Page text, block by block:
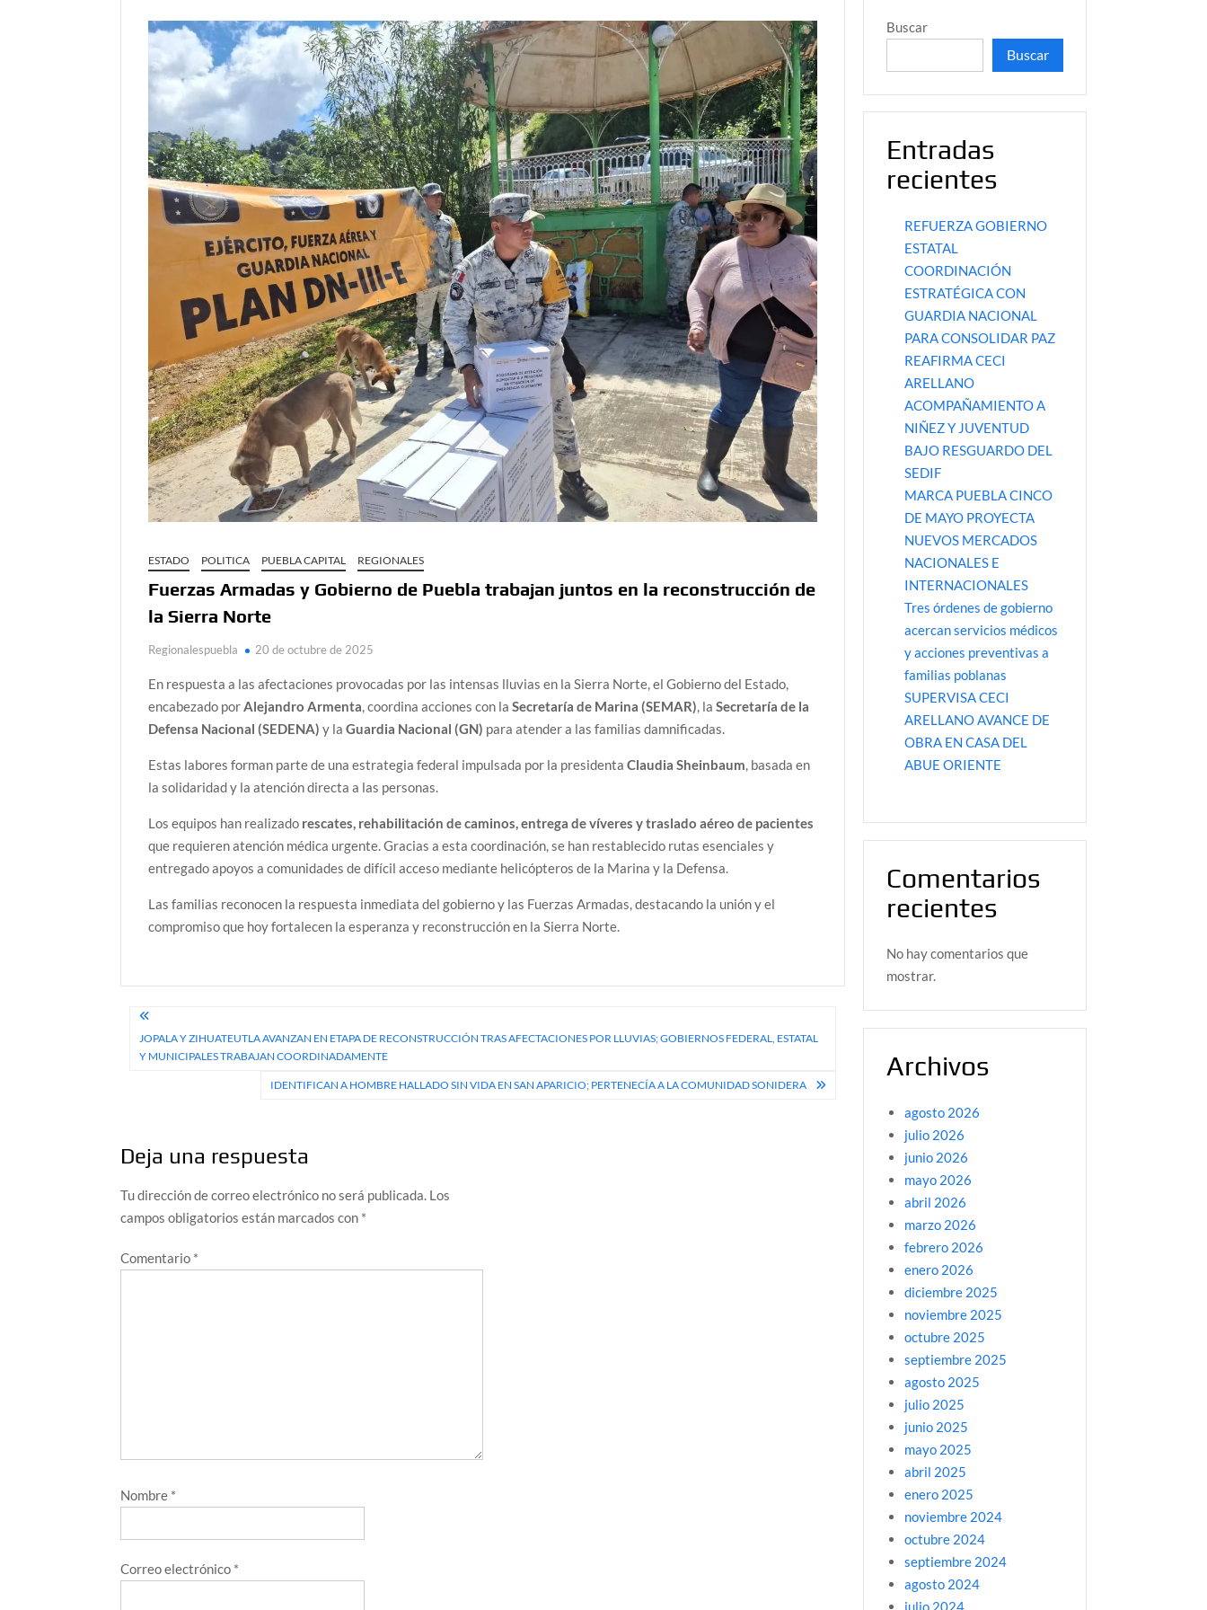
ESTADO POLITICA PUEBLA CAPITAL REGIONALES
Fuerzas Armadas y Gobierno de Puebla trabajan juntos en la reconstrucción de
la Sierra Norte
Regionalespuebla 20 de octubre de 2025
En respuesta a las afectaciones provocadas por las intensas lluvias en la Sierra Norte, el Gobierno del Estado,
encabezado porAlejandro Armenta, coordina acciones con laSecretaría de Marina (SEMAR), laSecretaría de la
Defensa Nacional (SEDENA) y laGuardia Nacional (GN) para atender a las familias damnificadas.
Estas labores forman parte de una estrategia federal impulsada por la presidentaClaudia Sheinbaum, basada en
la solidaridad y la atención directa a las personas.
Los equipos han realizado rescates, rehabilitación de caminos, entrega de víveres y traslado aéreo de pacientes
que requieren atención médica urgente. Gracias a esta coordinación, se han restablecido rutas esenciales y
entregado apoyos a comunidades de difícil acceso mediante helicópteros de la Marina y la Defensa.
Las familias reconocen la respuesta inmediata del gobierno y las Fuerzas Armadas, destacando la unión y el
compromiso que hoy fortalecen la esperanza y reconstrucción en la Sierra Norte.
Navegación
de
JOPALA Y ZIHUATEUTLA AVANZAN EN ETAPA DE RECONSTRUCCIÓN TRAS AFECTACIONES POR LLUVIAS; GOBIERNOS FEDERAL, ESTATAL
Y MUNICIPALES TRABAJAN COORDINADAMENTE
IDENTIFICAN A HOMBRE HALLADO SIN VIDA EN SAN APARICIO; PERTENECÍA A LA COMUNIDAD SONIDERA
Deja una respuesta
Tu dirección de correo electrónico no será publicada. Los
campos obligatorios están marcados con *
Comentario *
Nombre *
Correo electrónico *
Buscar
Buscar
Entradas
recientes
REFUERZA GOBIERNO
ESTATAL
COORDINACIÓN
ESTRATÉGICA CON
GUARDIA NACIONAL
PARA CONSOLIDAR PAZ
REAFIRMA CECI
ARELLANO
ACOMPAÑAMIENTO A
NIÑEZ Y JUVENTUD
BAJO RESGUARDO DEL
SEDIF
MARCA PUEBLA CINCO
DE MAYO PROYECTA
NUEVOS MERCADOS
NACIONALES E
INTERNACIONALES
Tres órdenes de gobierno
acercan servicios médicos
y acciones preventivas a
familias poblanas
SUPERVISA CECI
ARELLANO AVANCE DE
OBRA EN CASA DEL
ABUE ORIENTE
Comentarios
recientes
No hay comentarios que
mostrar.
Archivos
agosto 2026
julio 2026
junio 2026
mayo 2026
abril 2026
marzo 2026
febrero 2026
enero 2026
diciembre 2025
noviembre 2025
octubre 2025
septiembre 2025
agosto 2025
julio 2025
junio 2025
mayo 2025
abril 2025
enero 2025
noviembre 2024
octubre 2024
septiembre 2024
agosto 2024
julio 2024